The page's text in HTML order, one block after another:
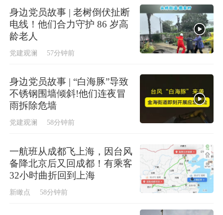
身边党员故事 | 老树倒伏扯断
电线！他们合力守护 86 岁高
龄老人
党建观澜 57分钟前
身边党员故事 | “白海豚”导致
不锈钢围墙倾斜!他们连夜冒
雨拆除危墙
党建观澜 58分钟前
一航班从成都飞上海，因台风
备降北京后又回成都！有乘客
32小时曲折回到上海
新瞰点 58分钟前